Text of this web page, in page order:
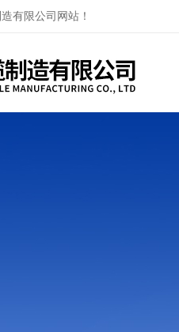
有限公司网站！